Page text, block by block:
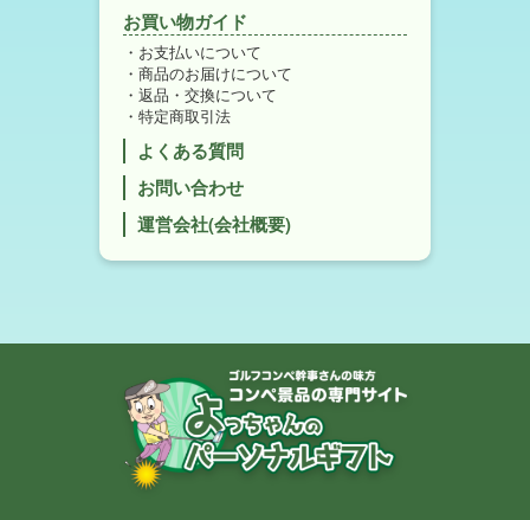
お買い物ガイド
お支払いについて
商品のお届けについて
返品・交換について
特定商取引法
よくある質問
お問い合わせ
運営会社(会社概要)